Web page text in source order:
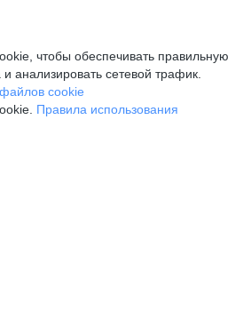
чтобы обеспечивать правильную
анализировать сетевой трафик.
cookie
Правила использования